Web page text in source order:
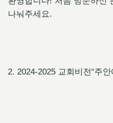
나눠주세요.
2. 2024-2025 교회비전“주